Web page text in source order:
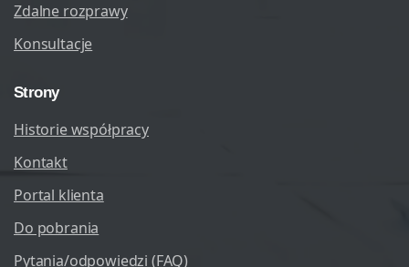
Zdalne rozprawy
Konsultacje
Strony
Historie współpracy
Kontakt
Portal klienta
Do pobrania
Pytania/odpowiedzi (FAQ)